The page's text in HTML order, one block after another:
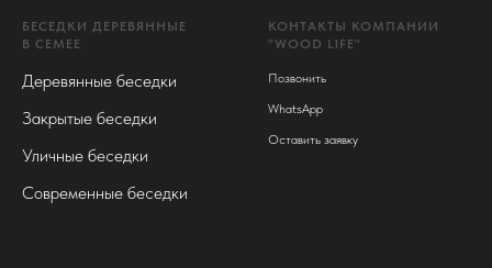
БЕСЕДКИ ДЕРЕВЯННЫЕ
В СЕМЕЕ
Деревянные беседки
Закрытые беседки
Уличные беседки
Современные беседки
КОНТАКТЫ КОМПАНИИ
"WOOD LIFE"
Позвонить
WhatsApp
Оставить заявку